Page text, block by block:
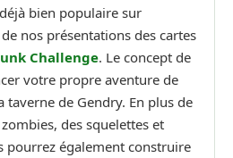
bien populaire sur
nos présentations des cartes
Challenge. Le concept de
votre propre aventure de
taverne de Gendry. En plus de
des squelettes et
pourrez également construire